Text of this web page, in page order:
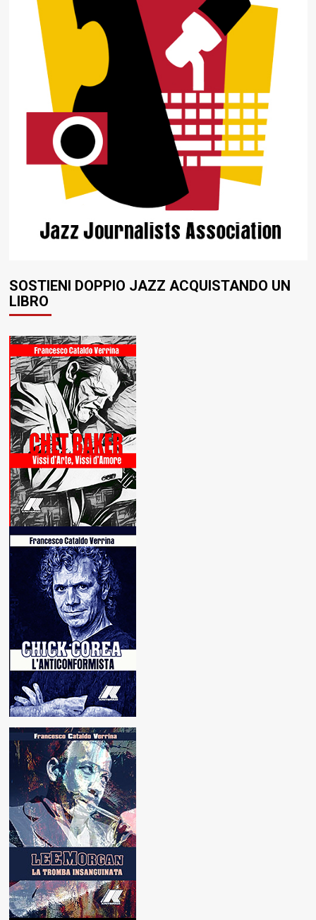
SOSTIENI DOPPIO JAZZ ACQUISTANDO UN
LIBRO